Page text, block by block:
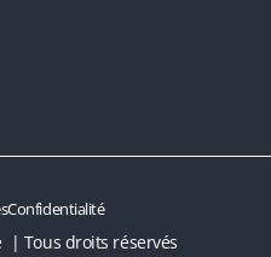
| Tous droits réservés
Confidentialité